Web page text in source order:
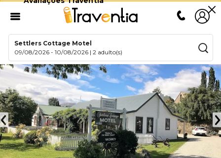
Settlers Cottage Motel
09/08/2026 -10/08/2026 |2 adulto(s)